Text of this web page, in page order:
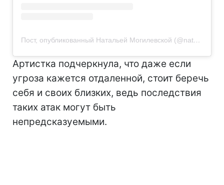
Пост, опубликованный Натальей Могилевской (@nataliya_mogilevskaya)
Артистка подчеркнула, что даже если
угроза кажется отдаленной, стоит беречь
себя и своих близких, ведь последствия
таких атак могут быть
непредсказуемыми.